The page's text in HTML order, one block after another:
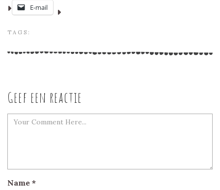
E-mail
TAGS:
Geef een reactie
Name *